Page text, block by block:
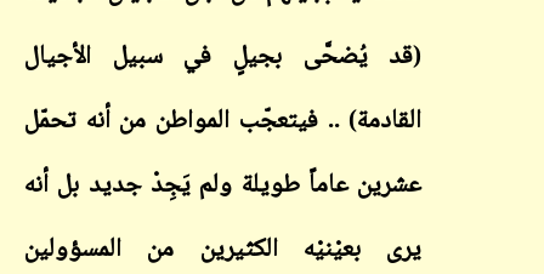
(قد يُضحَّى بجيلٍ في سبيل الأجيال
القادمة) .. فيتعجّب المواطن من أنه تحمّل
عشرين عاماً طويلة ولم يَجِدْ جديد بل أنه
يرى بعيْنيْه الكثيرين من المسؤولين